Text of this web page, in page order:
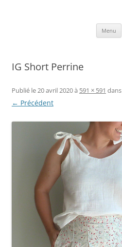
Menu
IG Short Perrine
Publié le20 avril 2020à 591 × 591 dans
← Précédent